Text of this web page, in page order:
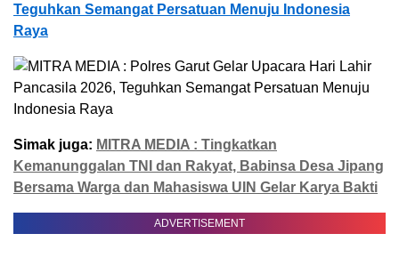
Teguhkan Semangat Persatuan Menuju Indonesia
Raya
Simak juga: MITRA MEDIA : Tingkatkan
Kemanunggalan TNI dan Rakyat, Babinsa Desa Jipang
Bersama Warga dan Mahasiswa UIN Gelar Karya Bakti
ADVERTISEMENT